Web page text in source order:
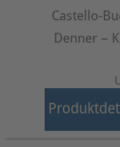
Castello-
Denner –